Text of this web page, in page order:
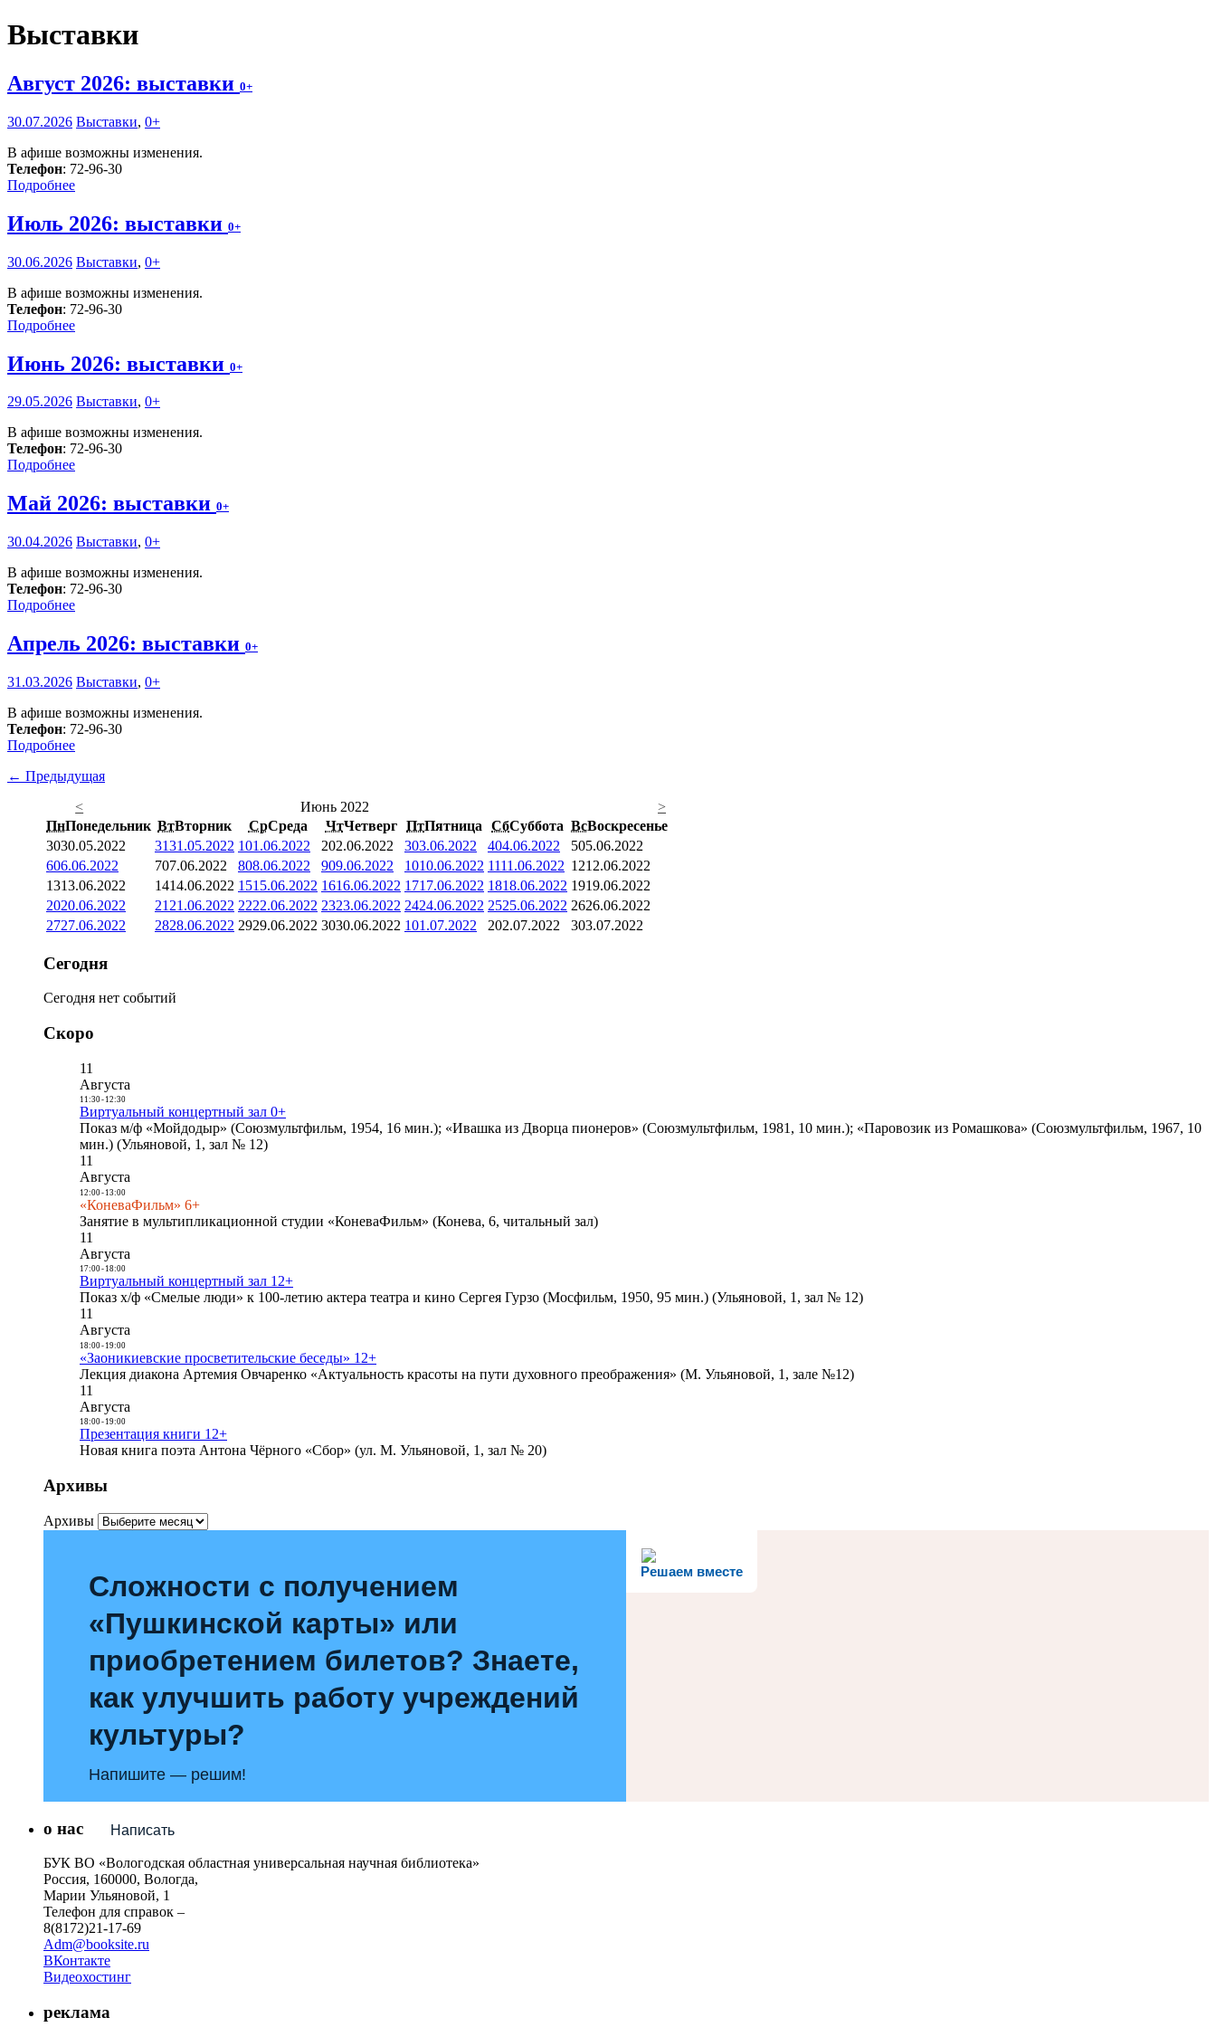
Выставки
Август 2026: выставки 0+
30.07.2026 Выставки, 0+
В афише возможны изменения.
Телефон: 72-96-30
Подробнее
Июль 2026: выставки 0+
30.06.2026 Выставки, 0+
В афише возможны изменения.
Телефон: 72-96-30
Подробнее
Июнь 2026: выставки 0+
29.05.2026 Выставки, 0+
В афише возможны изменения.
Телефон: 72-96-30
Подробнее
Май 2026: выставки 0+
30.04.2026 Выставки, 0+
В афише возможны изменения.
Телефон: 72-96-30
Подробнее
Апрель 2026: выставки 0+
31.03.2026 Выставки, 0+
В афише возможны изменения.
Телефон: 72-96-30
Подробнее
← Предыдущая
<
Июнь 2022
>
ПнПонедельник ВтВторник СрСреда ЧтЧетверг ПтПятница СбСуббота ВсВоскресенье
3030.05.2022 3131.05.2022 101.06.2022 202.06.2022 303.06.2022 404.06.2022 505.06.2022
606.06.2022 707.06.2022 808.06.2022 909.06.2022 1010.06.2022 1111.06.2022 1212.06.2022
1313.06.2022 1414.06.2022 1515.06.2022 1616.06.2022 1717.06.2022 1818.06.2022 1919.06.2022
2020.06.2022 21 21.06.2022 2222.06.2022 2323.06.2022 2424.06.2022 2525.06.2022 2626.06.2022
2727.06.2022 2828.06.2022 2929.06.2022 3030.06.2022 101.07.2022 202.07.2022 303.07.2022
Сегодня
Сегодня нет событий
Скоро
11
Августа
11:30- 12:30
Виртуальный концертный зал 0+
Показ м/ф «Мойдодыр» (Союзмультфильм, 1954, 16 мин.); «Ивашка из Дворца пионеров» (Союзмультфильм, 1981, 10 мин.); «Паровозик из Ромашкова» (Союзмультфильм, 1967, 10
мин.) (Ульяновой, 1, зал № 12)
11
Августа
12:00- 13:00
«КоневаФильм» 6+
Занятие в мультипликационной студии «КоневаФильм» (Конева, 6, читальный зал)
11
Августа
17:00- 18:00
Виртуальный концертный зал 12+
Показ х/ф «Смелые люди» к 100-летию актера театра и кино Сергея Гурзо (Мосфильм, 1950, 95 мин.) (Ульяновой, 1, зал № 12)
11
Августа
18:00- 19:00
«Заоникиевские просветительские беседы» 12+
Лекция диакона Артемия Овчаренко «Актуальность красоты на пути духовного преображения» (М. Ульяновой, 1, зале №12)
11
Августа
18:00- 19:00
Презентация книги 12+
Новая книга поэта Антона Чёрного «Сбор» (ул. М. Ульяновой, 1, зал № 20)
Архивы
Архивы
Решаем вместе
Сложности с получением
«Пушкинской карты» или
приобретением билетов? Знаете,
как улучшить работу учреждений
культуры?
Напишите — решим!
Написать
о нас
БУК ВО «Вологодская областная универсальная научная библиотека»
Россия, 160000, Вологда,
Марии Ульяновой, 1
Телефон для справок –
8(8172)21-17-69
Adm@booksite.ru
ВКонтакте
Видеохостинг
реклама